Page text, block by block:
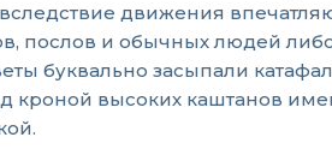
движения
послов и обычных людей
буквально засыпали
высоких каштанов